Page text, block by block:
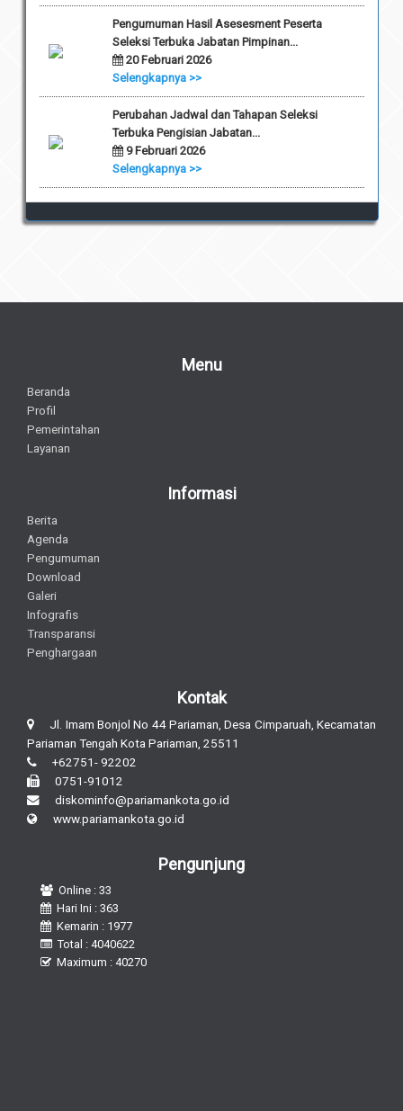
Pengumuman Hasil Asesesment Peserta
Seleksi Terbuka Jabatan Pimpinan...
20 Februari 2026
Selengkapnya >>
Perubahan Jadwal dan Tahapan Seleksi
Terbuka Pengisian Jabatan...
9 Februari 2026
Selengkapnya >>
Menu
Beranda
Profil
Pemerintahan
Layanan
Informasi
Berita
Agenda
Pengumuman
Download
Galeri
Infografis
Transparansi
Penghargaan
Kontak
Jl. Imam Bonjol No 44 Pariaman, Desa Cimparuah, Kecamatan
Pariaman Tengah Kota Pariaman, 25511
+62751- 92202
0751-91012
diskominfo@pariamankota.go.id
www.pariamankota.go.id
Pengunjung
Online : 33
Hari Ini : 363
Kemarin : 1977
Total : 4040622
Maximum : 40270